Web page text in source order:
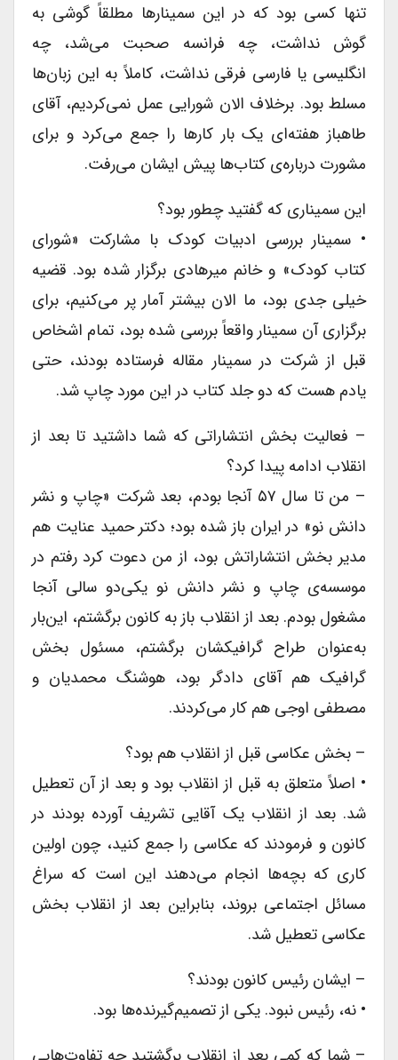
تنها کسی بود که در این سمینارها مطلقاً گوشی به
گوش نداشت، چه فرانسه صحبت می‌شد، چه
انگلیسی یا فارسی فرقی نداشت، کاملاً به این زبان‌ها
مسلط بود. برخلاف الان شورایی عمل نمی‌کردیم، آقای
طاهباز هفته‌ای یک بار کار‌ها را جمع می‌کرد و برای
مشورت درباره‌ی کتاب‌ها پیش ایشان می‌رفت.
این سمیناری که گفتید چطور بود؟
• سمینار بررسی ادبیات کودک با مشارکت «شورای
کتاب کودک» و خانم میرهادی برگزار شده بود. قضیه
خیلی جدی بود، ما الان بیشتر آمار پر می‌کنیم، برای
برگزاری آن سمینار واقعاً بررسی شده بود، تمام اشخاص
قبل از شرکت در سمینار مقاله فرستاده بودند، حتی
یادم هست که دو جلد کتاب در این مورد چاپ شد.
– فعالیت بخش انتشاراتی که شما داشتید تا بعد از
انقلاب ادامه پیدا کرد؟
– من تا سال ۵۷ آنجا بودم، بعد شرکت «چاپ و نشر
دانش نو» در ایران باز شده بود؛ دکتر حمید عنایت هم
مدیر بخش انتشاراتش بود، از من دعوت کرد رفتم در
موسسه‌ی چاپ و نشر دانش نو یکی‌دو سالی آنجا
مشغول بودم. بعد از انقلاب باز به کانون برگشتم، این‌بار
به‌عنوان طراح گرافیکشان برگشتم، مسئول بخش
گرافیک هم آقای دادگر بود، هوشنگ محمدیان و
مصطفی اوجی هم کار می‌کردند.
– بخش عکاسی قبل از انقلاب هم بود؟
• اصلاً متعلق به قبل از انقلاب بود و بعد از آن تعطیل
شد. بعد از انقلاب یک آقایی تشریف آورده بودند در
کانون و فرمودند که عکاسی را جمع کنید، چون اولین
کاری که بچه‌ها انجام می‌دهند این است که سراغ
مسائل اجتماعی بروند، بنابراین بعد از انقلاب بخش
عکاسی تعطیل شد.
– ایشان رئیس کانون بودند؟
• نه، رئیس نبود. یکی از تصمیم‌گیرنده‌ها بود.